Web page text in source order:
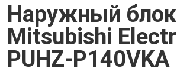
Наружный блок
Mitsubishi
PUHZ-P140VKA